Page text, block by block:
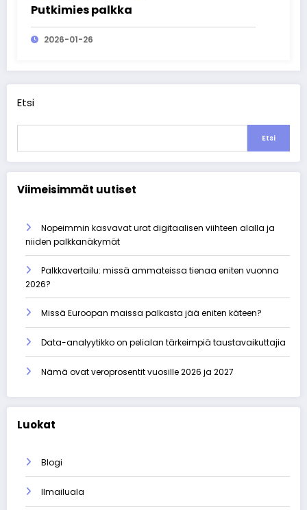
Etsi
Etsi
Viimeisimmät uutiset
Nopeimmin kasvavat urat digitaalisen viihteen alalla ja
niiden palkkanäkymät
Palkkavertailu: missä ammateissa tienaa eniten vuonna
2026?
Missä Euroopan maissa palkasta jää eniten käteen?
Data-analyytikko on pelialan tärkeimpiä taustavaikuttajia
Nämä ovat veroprosentit vuosille 2026 ja 2027
Luokat
Blogi
Ilmailuala
Putkimies palkka
2026-01-26